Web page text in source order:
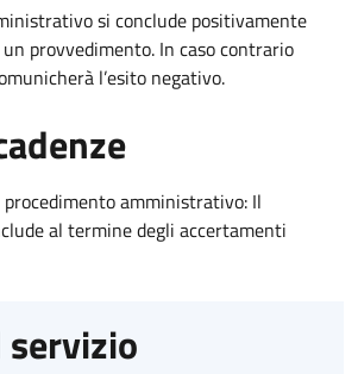
si conclude positivamente
un provvedimento. In caso contrario
l’esito negativo.
amministrativo: Il
al termine degli accertamenti
servizio